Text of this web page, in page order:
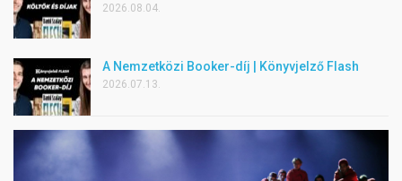
2026.08.04.
A Nemzetközi Booker-díj | Könyvjelző Flash
2026.07.13.